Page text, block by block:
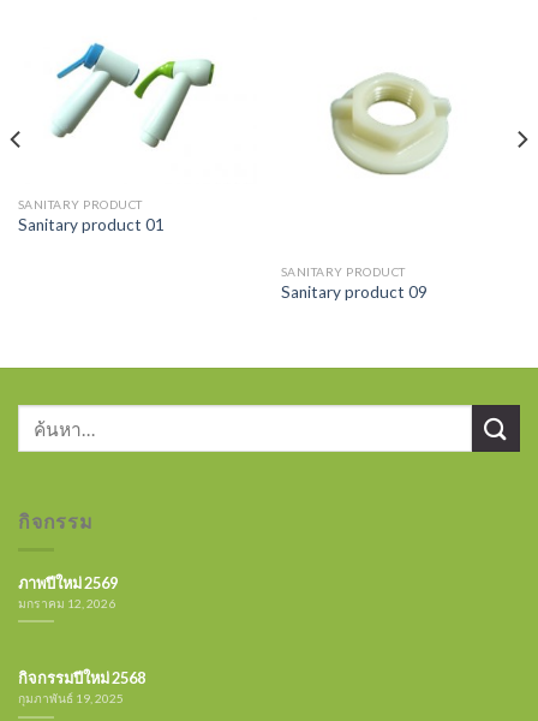
SANITARY PRODUCT
Sanitary product 01
SANITARY PRODUCT
Sanitary product 09
กิจกรรม
ภาพปีใหม่ 2569
มกราคม 12, 2026
กิจกรรมปีใหม่ 2568
กุมภาพันธ์ 19, 2025